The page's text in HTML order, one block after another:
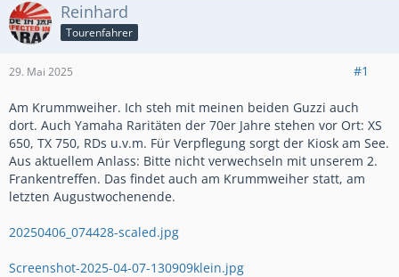
Reinhard
Tourenfahrer
29. Mai 2025 #1
Am Krummweiher. Ich steh mit meinen beiden Guzzi auch
dort. Auch Yamaha Raritäten der 70er Jahre stehen vor Ort: XS
650, TX 750, RDs u.v.m. Für Verpflegung sorgt der Kiosk am See.
Aus aktuellem Anlass: Bitte nicht verwechseln mit unserem 2.
Frankentreffen. Das findet auch am Krummweiher statt, am
letzten Augustwochenende.
20250406_074428-scaled.jpg
Screenshot-2025-04-07-130909klein.jpg